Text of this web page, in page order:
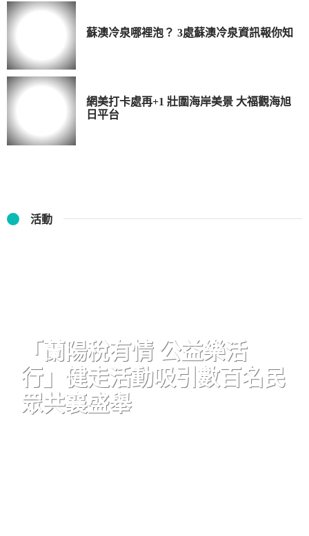
蘇澳冷泉哪裡泡？ 3處蘇澳冷泉資訊報你知
網美打卡處再+1 壯圍海岸美景 大福觀海旭
日平台
活動
「蘭陽稅有情 公益樂活
行」健走活動吸引數百名民
眾共襄盛舉